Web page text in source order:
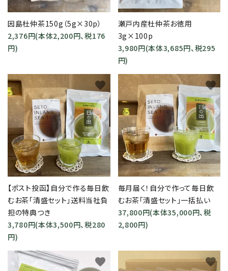
因島杜仲茶150g（5g×30p）
2,376円(本体2,200円、税176
円)
瀬戸内産杜仲茶お徳用
3g×100p
3,980円(本体3,685円、税295
円)
【ポスト投函】自分で作る毎日飲
むお茶「清盛セット」送料当社負
担の特典つき
3,780円(本体3,500円、税280
円)
favorite
毎月届く！自分で作って毎日飲
むお茶「清盛セット」一括払い
37,800円(本体35,000円、税
2,800円)
favorite
favorite favorite